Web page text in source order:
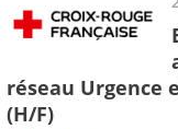
réseau Urgence
(H/F)